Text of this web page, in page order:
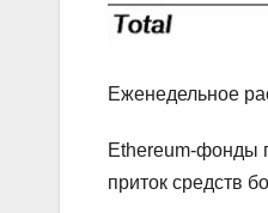
Еженедельное
Ethereum-фонды
приток средств